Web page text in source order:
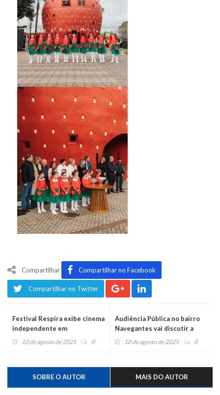
Compartilhar Compartilhar no Facebook
Compartilhar no Twitter
Festival Respira exibe cinema
independente em
Montenegro
10 de agosto de 2025 0
Audiência Pública no bairro
Navegantes vai discutir a
proteção contra as
10 de agosto de 2025 0
SOBRE O AUTOR MAIS DO AUTOR